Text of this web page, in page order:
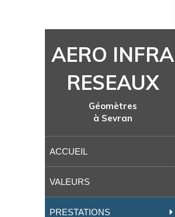
AERO INFRA
RESEAUX
Géomètres
à Sevran
ACCUEIL
VALEURS
PRESTATIONS